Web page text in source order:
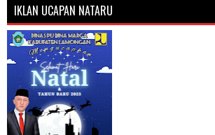
IKLAN UCAPAN NATARU